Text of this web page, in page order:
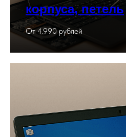
корпуса, петель
От 4.990 рублей